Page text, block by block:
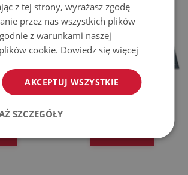
DYWAN
ZŁ
MODNY DYWAN WINYLOWY
RETRO DESIGN
z tej strony, wyrażasz zgodę
przez nas wszystkich plików
z warunkami naszej
cookie. Dowiedz się więcej
AKCEPTUJ WSZYSTKIE
SZCZEGÓŁY